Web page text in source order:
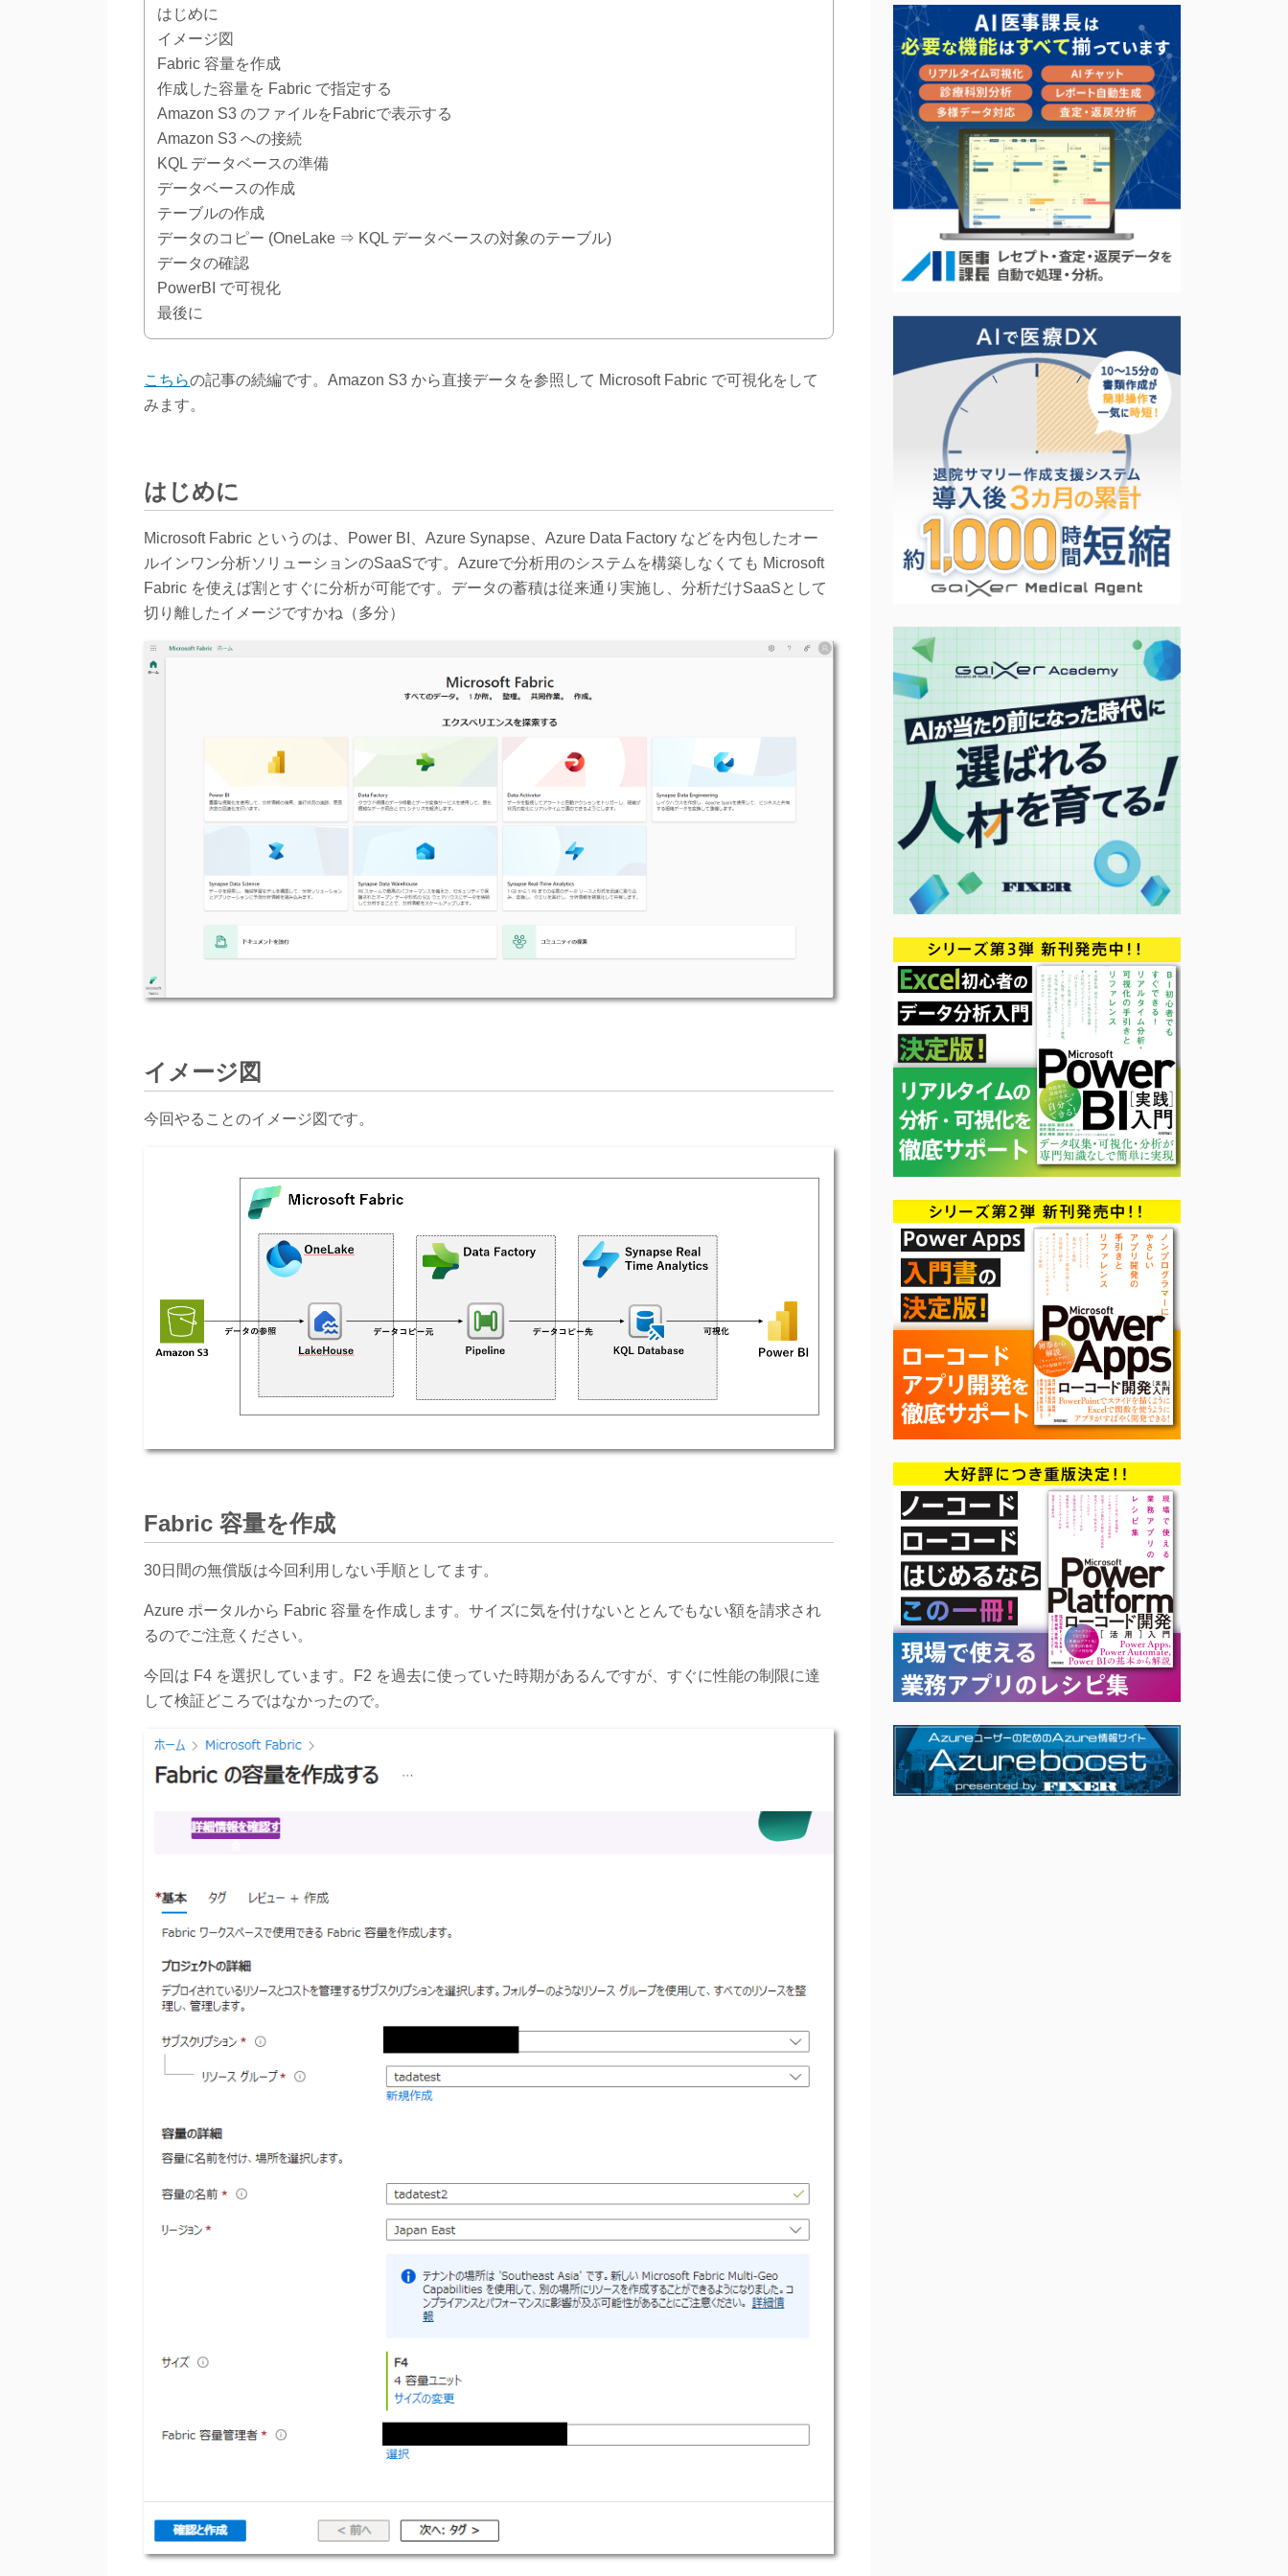
はじめに
イメージ図
Fabric 容量を作成
作成した容量を Fabric で指定する
Amazon S3 のファイルをFabricで表示する
Amazon S3 への接続
KQL データベースの準備
データベースの作成
テーブルの作成
データのコピー (OneLake ⇒ KQL データベースの対象のテーブル)
データの確認
PowerBI で可視化
最後に
こちらの記事の続編です。Amazon S3 から直接データを参照して Microsoft Fabric で可視化をして
みます。
はじめに
Microsoft Fabric というのは、Power BI、Azure Synapse、Azure Data Factory などを内包したオー
ルインワン分析ソリューションのSaaSです。Azureで分析用のシステムを構築しなくても Microsoft
Fabric を使えば割とすぐに分析が可能です。データの蓄積は従来通り実施し、分析だけSaaSとして
切り離したイメージですかね（多分）
イメージ図
今回やることのイメージ図です。
Fabric 容量を作成
30日間の無償版は今回利用しない手順としてます。
Azure ポータルから Fabric 容量を作成します。サイズに気を付けないととんでもない額を請求され
るのでご注意ください。
今回は F4 を選択しています。F2 を過去に使っていた時期があるんですが、すぐに性能の制限に達
して検証どころではなかったので。